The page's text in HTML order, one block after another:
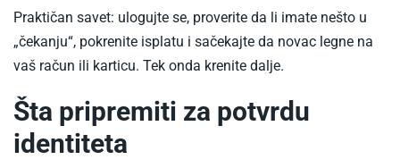
Praktičan savet: ulogujte se, proverite da li imate nešto u
„čekanju“, pokrenite isplatu i sačekajte da novac legne na
vaš račun ili karticu. Tek onda krenite dalje.
Šta pripremiti za potvrdu
identiteta